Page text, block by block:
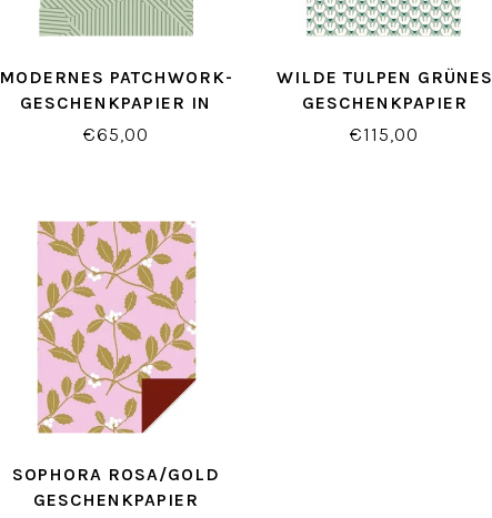
MODERNES PATCHWORK-
GESCHENKPAPIER IN
GRŸN
€65,00
WILDE TULPEN GRÜNES
GESCHENKPAPIER
€115,00
SOPHORA ROSA/GOLD
GESCHENKPAPIER